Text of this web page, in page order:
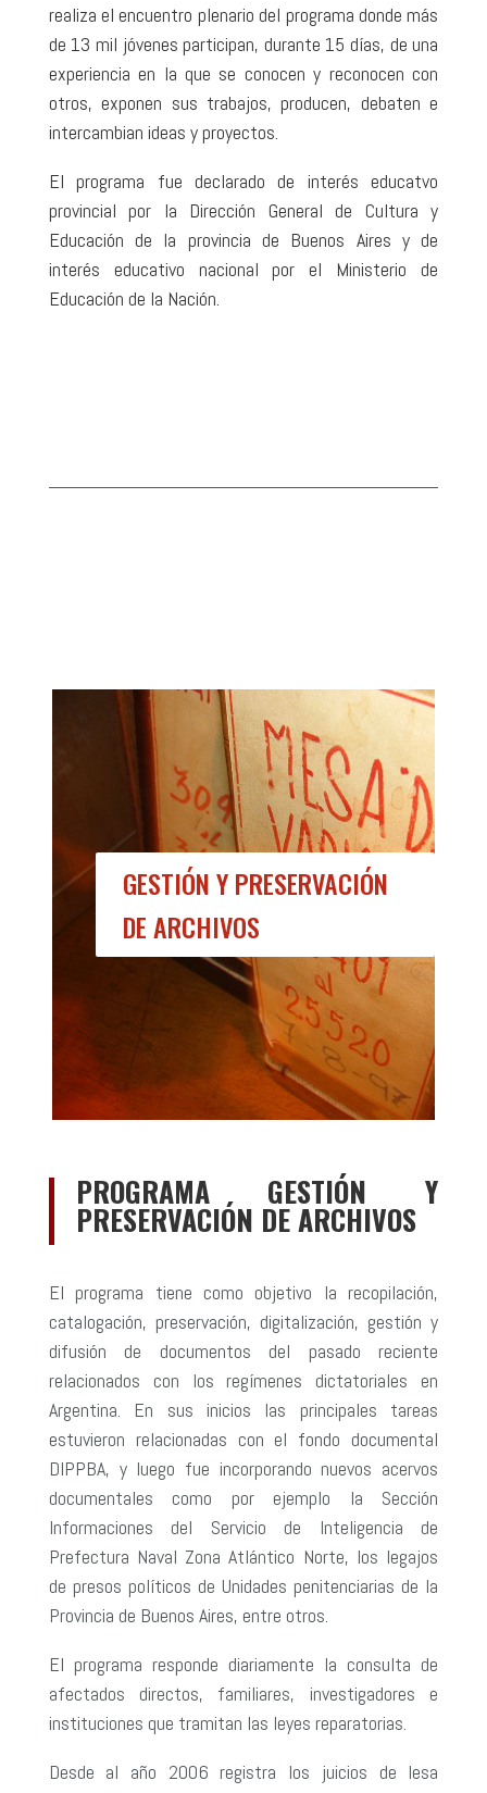
realiza el encuentro plenario del programa donde más
de 13 mil jóvenes participan, durante 15 días, de una
experiencia en la que se conocen y reconocen con
otros, exponen sus trabajos, producen, debaten e
intercambian ideas y proyectos.
El programa fue declarado de interés educatvo
provincial por la Dirección General de Cultura y
Educación de la provincia de Buenos Aires y de
interés educativo nacional por el Ministerio de
Educación de la Nación.
GESTIÓN Y PRESERVACIÓN
DE ARCHIVOS
PROGRAMA GESTIÓN Y
PRESERVACIÓN DE ARCHIVOS
El programa tiene como objetivo la recopilación,
catalogación, preservación, digitalización, gestión y
difusión de documentos del pasado reciente
relacionados con los regímenes dictatoriales en
Argentina. En sus inicios las principales tareas
estuvieron relacionadas con el fondo documental
DIPPBA, y luego fue incorporando nuevos acervos
documentales como por ejemplo la Sección
Informaciones del Servicio de Inteligencia de
Prefectura Naval Zona Atlántico Norte, los legajos
de presos políticos de Unidades penitenciarias de la
Provincia de Buenos Aires, entre otros.
El programa responde diariamente la consulta de
afectados directos, familiares, investigadores e
instituciones que tramitan las leyes reparatorias.
Desde al año 2006 registra los juicios de lesa